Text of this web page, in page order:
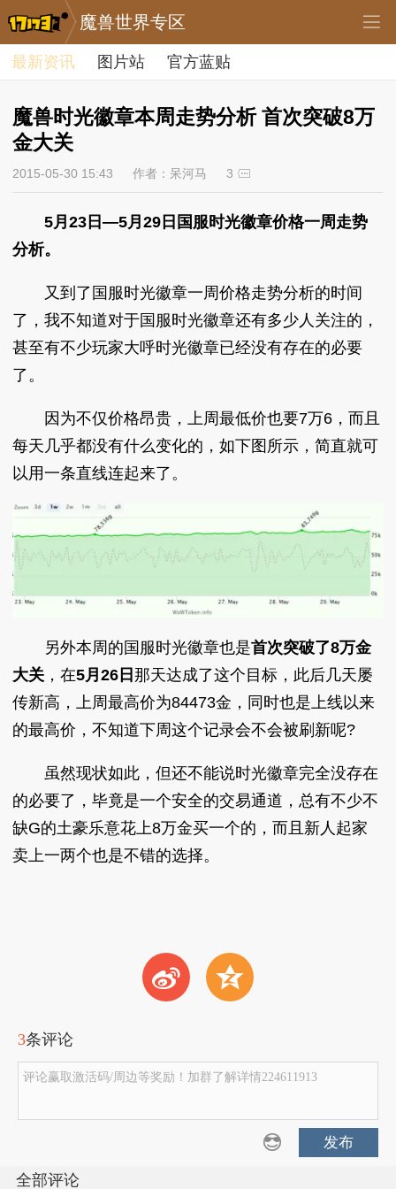
魔兽世界专区
最新资讯 图片站 官方蓝贴
魔兽时光徽章本周走势分析 首次突破8万
金大关
2015-05-30 15:43 作者：呆河马 3
5月23日—5月29日国服时光徽章价格一周走势
分析。
又到了国服时光徽章一周价格走势分析的时间
了，我不知道对于国服时光徽章还有多少人关注的，
甚至有不少玩家大呼时光徽章已经没有存在的必要
了。
因为不仅价格昂贵，上周最低价也要7万6，而且
每天几乎都没有什么变化的，如下图所示，简直就可
以用一条直线连起来了。
另外本周的国服时光徽章也是首次突破了8万金
大关 ，在5月26日那天达成了这个目标，此后几天屡
传新高，上周最高价为84473金，同时也是上线以来
的最高价，不知道下周这个记录会不会被刷新呢?
虽然现状如此，但还不能说时光徽章完全没存在
的必要了，毕竟是一个安全的交易通道，总有不少不
缺G的土豪乐意花上8万金买一个的，而且新人起家
卖上一两个也是不错的选择。
t z
3条评论
评论赢取激活码/周边等奖励！加群了解详情224611913
发布
全部评论